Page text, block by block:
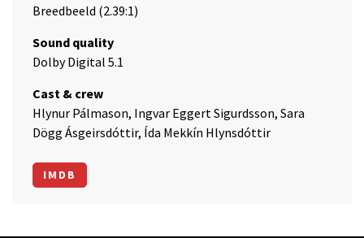
Breedbeeld (2.39:1)
Sound quality
Dolby Digital 5.1
Cast & crew
Hlynur Pálmason, Ingvar Eggert Sigurdsson, Sara
Dögg Ásgeirsdóttir, Ída Mekkín Hlynsdóttir
IMDB